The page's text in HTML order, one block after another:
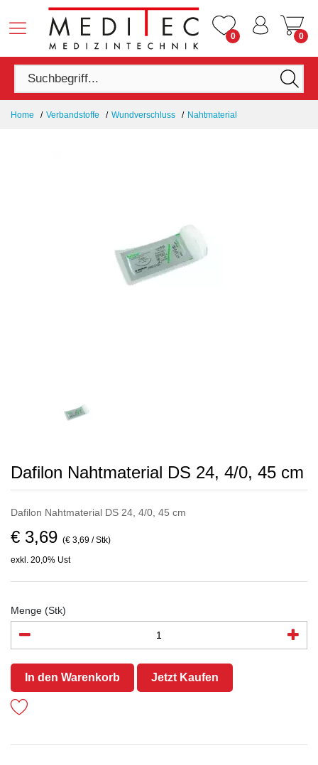
0 0
Home Verbandstoffe Wundverschluss Nahtmaterial
Dafilon Nahtmaterial DS 24, 4/0, 45 cm
Dafilon Nahtmaterial DS 24, 4/0, 45 cm
€ 3,69 (€ 3,69 / Stk)
exkl. 20,0% Ust
Menge (Stk)
In den Warenkorb Jetzt Kaufen